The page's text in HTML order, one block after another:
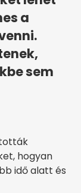
a
sem
hogyan
idő alatt és